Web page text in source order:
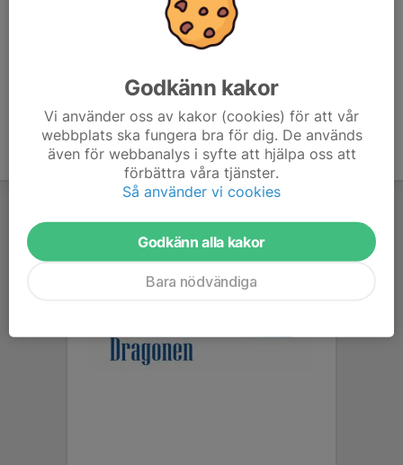
Godkänn kakor
Vi använder oss av kakor (cookies) för att vår
webbplats ska fungera bra för dig. De används
även för webbanalys i syfte att hjälpa oss att
förbättra våra tjänster.
Så använder vi cookies
Godkänn alla kakor
Bara nödvändiga